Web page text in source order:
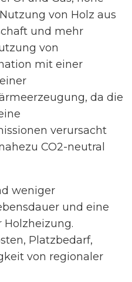
von Holz aus
und mehr
von
mit einer
da die
verursacht
CO2-neutral
weniger
und eine
Holzheizung.
Platzbedarf,
von regionaler